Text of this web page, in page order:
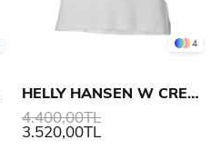
4
HELLY HANSEN W CREWLINE POLO
3.520,00TL
4.400,00TL